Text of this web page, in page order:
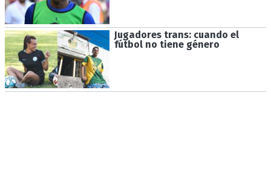
Jugadores trans: cuando el
fútbol no tiene género